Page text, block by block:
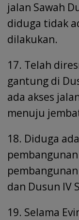
jalan Sawah
diduga tidak
dilakukan.
17. Telah
gantung di
ada akses
menuju
18. Diduga
dan Dusun IV
19. Selama